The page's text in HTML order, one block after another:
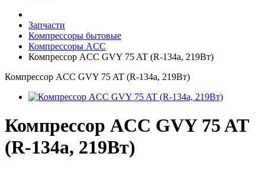
Запчасти
Компрессоры бытовые
Компрессоры ACC
Компрессор ACC GVY 75 AT (R-134a, 219Вт)
Компрессор ACC GVY 75 AT (R-134a, 219Вт)
Компрессор ACC GVY 75 AT
(R-134a, 219Вт)